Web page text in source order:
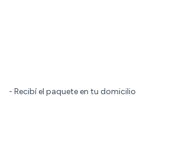
- Recibí el paquete en tu domicilio